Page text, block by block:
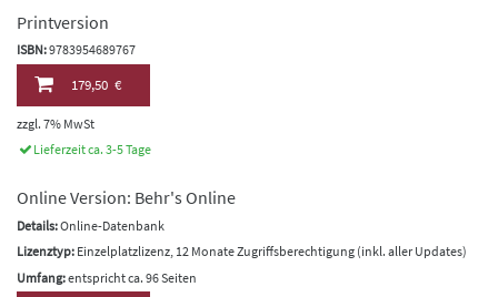
Printversion
ISBN:9783954689767
179,50 €
zzgl. 7% MwSt
Lieferzeit ca. 3-5 Tage
Online Version: Behr's Online
Details:Online-Datenbank
Lizenztyp: Einzelplatzlizenz, 12 Monate Zugriffsberechtigung (inkl. aller Updates)
Umfang:entspricht ca. 96 Seiten